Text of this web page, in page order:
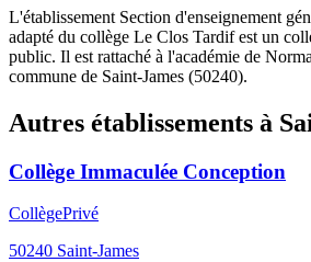
L'établissement Section d'enseignement
adapté du collège Le Clos Tardif est un
public. Il est rattaché à l'académie de
commune de Saint-James (50240).
Autres établissements à
Collège Immaculée Conception
CollègePrivé
50240 Saint-James